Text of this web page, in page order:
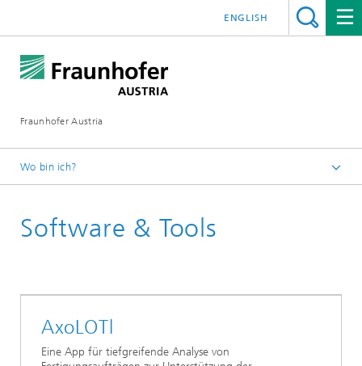
Fraunhofer Austria
ENGLISH
Wo bin ich?
Software & Tools
AxoLOTl
Eine App für tiefgreifende Analyse von